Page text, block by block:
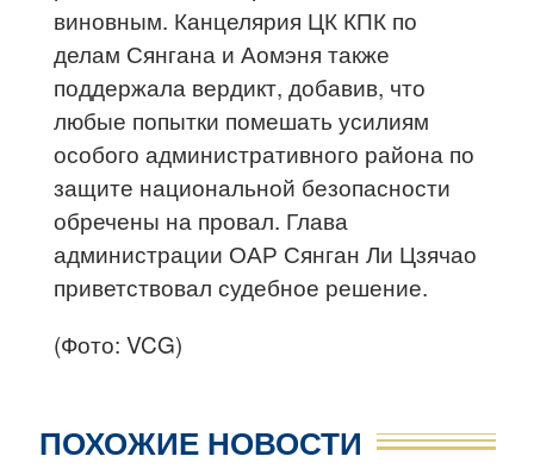
виновным. Канцелярия ЦК КПК по
делам Сянгана и Аомэня также
поддержала вердикт, добавив, что
любые попытки помешать усилиям
особого административного района по
защите национальной безопасности
обречены на провал. Глава
администрации ОАР Сянган Ли Цзячао
приветствовал судебное решение.
(Фото: VCG)
ПОХОЖИЕ НОВОСТИ